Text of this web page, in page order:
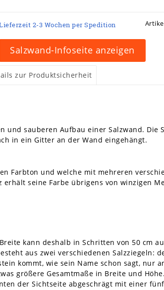
2-3 Wochen per Spedition
Salzwand-Infoseite anzeigen
zur Produktsicherheit
und sauberen Aufbau einer Salzwand. Die
in ein Gitter an der Wand eingehängt.
Farbton und welche mit mehreren
seine Farbe übrigens von winzigen
kann deshalb in Schritten von 50 cm
aus zwei verschiedenen Salzziegeln:
kommt, wie sein Name schon sagt, nur
größere Gesamtmaße in Breite und
der Sichtseite abgeschrägt mit einer